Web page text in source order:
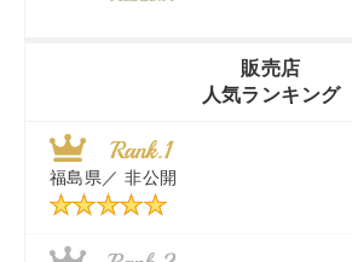
近江商事合同会社：「茨城
千葉県／ 株式会社テクノ・タカ
販売店
人気ランキング
福島県／ 非公開